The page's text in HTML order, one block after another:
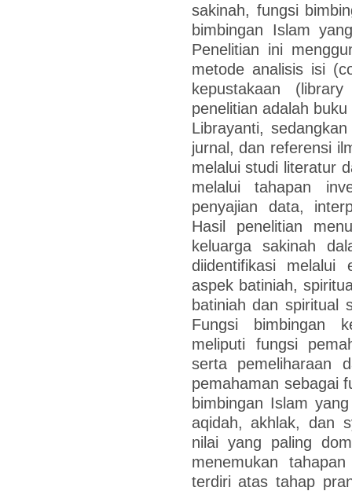
sakinah, fungsi
bimbingan Islam
Penelitian ini
metode analisis isi
kepustakaan
penelitian adalah
Librayanti,
jurnal, dan referensi
melalui studi literatur
melalui tahapan
penyajian data,
Hasil penelitian
keluarga sakinah
diidentifikasi
aspek batiniah,
batiniah dan spiritual
Fungsi bimbingan
meliputi fungsi
serta pemeliharaan
pemahaman sebagai
bimbingan Islam
aqidah, akhlak, dan
nilai yang paling
menemukan
terdiri atas tahap